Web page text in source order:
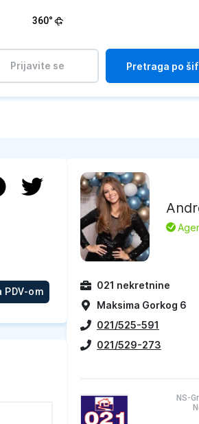
360°
Prijavite se
PDV-om
L
021 nekretnine
Maksima Gorkog 6
021/525-591
021/529-273
NS-